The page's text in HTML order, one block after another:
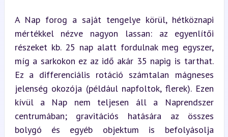
A Nap forog a saját tengelye körül, hétköznapi
mértékkel nézve nagyon lassan: az egyenlítői
részeket kb. 25 nap alatt fordulnak meg egyszer,
míg a sarkokon ez az idő akár 35 napig is tarthat.
Ez a differenciális rotáció számtalan mágneses
jelenség okozója (például napfoltok, flerek). Ezen
kívül a Nap nem teljesen áll a Naprendszer
centrumában; gravitációs hatására az összes
bolygó és egyéb objektum is befolyásolja